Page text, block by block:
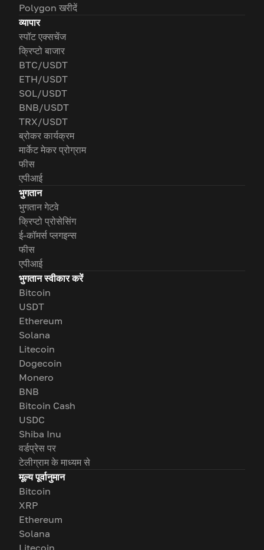
Polygon खरीदें
व्यापार
स्पॉट एक्सचेंज
क्रिप्टो बाजार
BTC/USDT
ETH/USDT
SOL/USDT
BNB/USDT
TRX/USDT
ब्रोकर कार्यक्रम
मार्केट मेकर प्रोग्राम
फीस
एपीआई
भुगतान
भुगतान गेटवे
क्रिप्टो प्रोसेसिंग
ई-कॉमर्स प्लगइन्स
फीस
एपीआई
भुगतान स्वीकार करें
Bitcoin
USDT
Ethereum
Solana
Litecoin
Dogecoin
Monero
BNB
Bitcoin Cash
USDC
Shiba Inu
वर्डप्रेस पर
टेलीग्राम के माध्यम से
मूल्य पूर्वानुमान
Bitcoin
XRP
Ethereum
Solana
Litecoin